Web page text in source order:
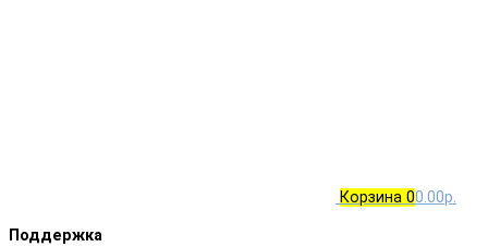
Корзина 00.00р.
Поддержка